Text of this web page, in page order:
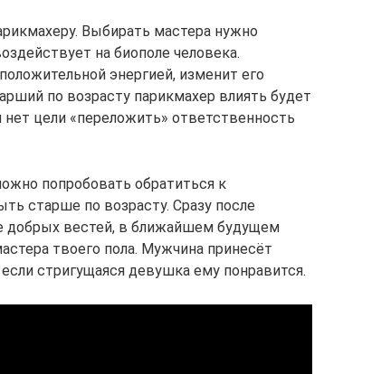
Выбирать мастера нужно
на биополе человека.
энергией, изменит его
по возрасту парикмахер влиять будет
цели «переложить» ответственность
попробовать обратиться к
старше по возрасту. Сразу после
добрых вестей, в ближайшем будущем
твоего пола. Мужчина принесёт
стригущаяся девушка ему понравится.